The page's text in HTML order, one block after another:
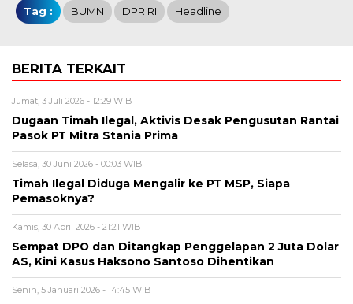
Tag : BUMN DPR RI Headline
BERITA TERKAIT
Jumat, 3 Juli 2026 - 12:29 WIB
Dugaan Timah Ilegal, Aktivis Desak Pengusutan Rantai
Pasok PT Mitra Stania Prima
Selasa, 30 Juni 2026 - 00:03 WIB
Timah Ilegal Diduga Mengalir ke PT MSP, Siapa
Pemasoknya?
Kamis, 30 April 2026 - 21:21 WIB
Sempat DPO dan Ditangkap Penggelapan 2 Juta Dolar
AS, Kini Kasus Haksono Santoso Dihentikan
Senin, 5 Januari 2026 - 14:45 WIB